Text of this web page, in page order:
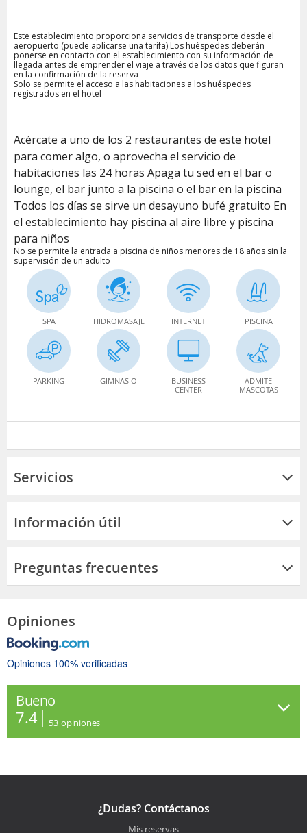
Este establecimiento proporciona servicios de transporte desde el
aeropuerto (puede aplicarse una tarifa) Los huéspedes deberán
ponerse en contacto con el establecimiento con su información de
llegada antes de emprender el viaje a través de los datos que figuran
en la confirmación de la reserva
Solo se permite el acceso a las habitaciones a los huéspedes
registrados en el hotel
Acércate a uno de los 2 restaurantes de este hotel
para comer algo, o aprovecha el servicio de
habitaciones las 24 horas Apaga tu sed en el bar o
lounge, el bar junto a la piscina o el bar en la piscina
Todos los días se sirve un desayuno bufé gratuito En
el establecimiento hay piscina al aire libre y piscina
para niños
No se permite la entrada a piscina de niños menores de 18 años sin la
supervisión de un adulto
SPA HIDROMASAJE INTERNET PISCINA
PARKING GIMNASIO
BUSINESS
CENTER
ADMITE
MASCOTAS
Servicios
Información útil
Preguntas frecuentes
Opiniones
Opiniones 100% verificadas
Bueno
7.4 53 opiniones
¿Dudas? Contáctanos
Mis reservas